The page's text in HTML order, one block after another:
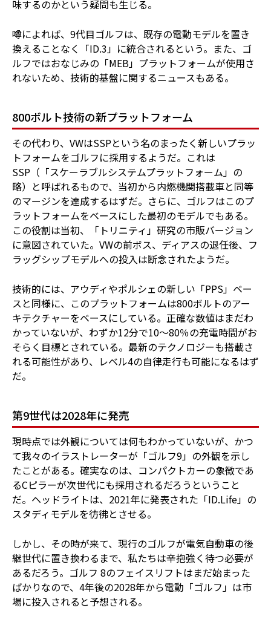
味するのかという疑問も生じる。
噂によれば、9代目ゴルフは、既存の電動モデルを置き
換えることなく「ID.3」に統合されるという。また、ゴ
ルフではおなじみの「MEB」プラットフォームが使用さ
れないため、技術的基盤に関するニュースもある。
800ボルト技術の新プラットフォーム
その代わり、VWはSSPという名のまったく新しいプラッ
トフォームをゴルフに採用するようだ。これは
SSP（「スケーラブルシステムプラットフォーム」の
略）と呼ばれるもので、当初から内燃機関搭載車と同等
のマージンを達成するはずだ。さらに、ゴルフはこのプ
ラットフォームをベースにした最初のモデルでもある。
この役割は当初、「トリニティ」研究の市販バージョン
に意図されていた。VWの前ボス、ディアスの退任後、フ
ラッグシップモデルへの投入は断念されたようだ。
技術的には、アウディやポルシェの新しい「PPS」ベー
スと同様に、このプラットフォームは800ボルトのアー
キテクチャーをベースにしている。正確な数値はまだわ
かっていないが、わずか12分で10〜80％の充電時間がお
そらく目標とされている。最新のテクノロジーも搭載さ
れる可能性があり、レベル4の自律走行も可能になるはず
だ。
第9世代は2028年に発売
現時点では外観については何もわかっていないが、かつ
て我々のイラストレーターが「ゴルフ9」の外観を示し
たことがある。確実なのは、コンパクトカーの象徴であ
るCピラーが次世代にも採用されるだろうということ
だ。ヘッドライトは、2021年に発表された「ID.Life」の
スタディモデルを彷彿とさせる。
しかし、その時が来て、現行のゴルフが電気自動車の後
継世代に置き換わるまで、私たちは辛抱強く待つ必要が
あるだろう。ゴルフ 8のフェイスリフトはまだ始まった
ばかりなので、4年後の2028年から電動「ゴルフ」は市
場に投入されると予想される。